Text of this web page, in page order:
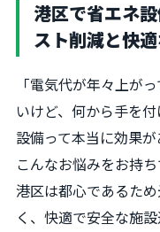
港区で省エネ
スト削減と快
「電気代が年々上が
いけど、何から手を
設備って本当に効果が
こんなお悩みをお持
港区は都心であるた
く、快適で安全な施